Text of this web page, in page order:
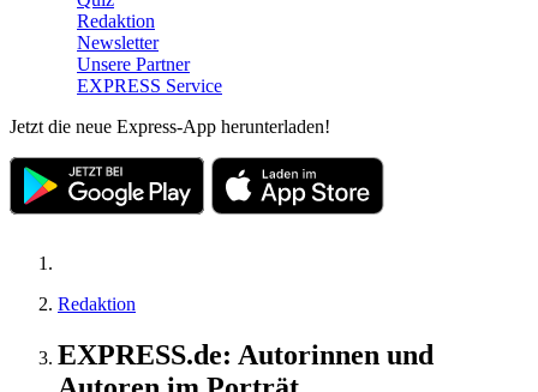
Redaktion
Newsletter
Unsere Partner
EXPRESS Service
Jetzt die neue Express-App herunterladen!
Redaktion
EXPRESS.de: Autorinnen und